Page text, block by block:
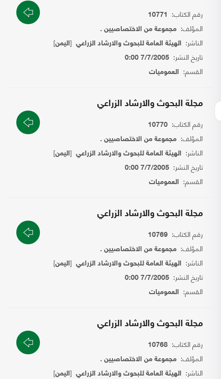
رقم الكتاب: 10771
المؤلف: مجموعة من الاختصاصيين .
الناشر: الهيئة العامة للبحوث والارشاد الزراعي [اليمن]
تاريخ النشر: 7/7/2005 0:00
القسم: العموميات
مجلة البحوث والارشاد الزراعي
رقم الكتاب: 10770
المؤلف: مجموعة من الاختصاصيين .
الناشر: الهيئة العامة للبحوث والارشاد الزراعي [اليمن]
تاريخ النشر: 7/7/2005 0:00
القسم: العموميات
مجلة البحوث والارشاد الزراعي
رقم الكتاب: 10769
المؤلف: مجموعة من الاختصاصيين .
الناشر: الهيئة العامة للبحوث والارشاد الزراعي [اليمن]
تاريخ النشر: 7/7/2005 0:00
القسم: العموميات
مجلة البحوث والارشاد الزراعي
رقم الكتاب: 10768
المؤلف: مجموعة من الاختصاصيين .
الناشر: الهيئة العامة للبحوث والارشاد الزراعي [اليمن]